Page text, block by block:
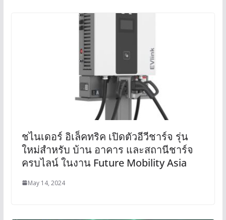
ชไนเดอร์ อิเล็คทริค เปิดตัวอีวีชาร์จ รุ่น
ใหม่สำหรับ บ้าน อาคาร และสถานีชาร์จ
ครบไลน์ ในงาน Future Mobility Asia
May 14, 2024